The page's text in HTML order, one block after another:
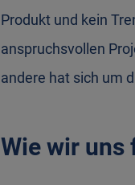
Produkt und kein
anspruchsvollen
andere hat sich um
Wie wir uns